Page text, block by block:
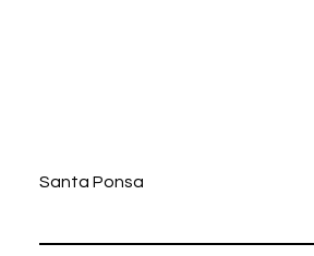
Santa Ponsa